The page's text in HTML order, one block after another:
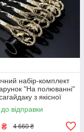
набір-комплект
"На полюванні"
з якісної
шкіри
відправки
₴ 4 660 ₴